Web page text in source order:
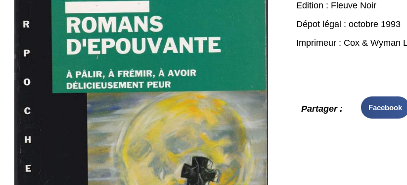
Edition : Fleuve Noir
Dépot légal : octobre 1993
Imprimeur : Cox & Wyman
Partager : Facebook